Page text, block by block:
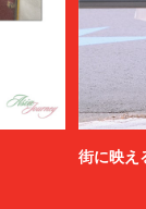
街に映え